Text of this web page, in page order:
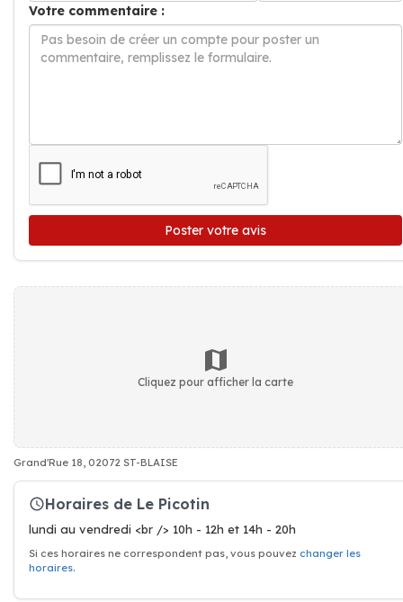
Votre commentaire :
Poster votre avis
Cliquez pour afficher la carte
Grand'Rue 18, 02072 ST-BLAISE
Horaires de Le Picotin
lundi au vendredi <br /> 10h - 12h et 14h - 20h
Si ces horaires ne correspondent pas, vous pouvez changer les
horaires.